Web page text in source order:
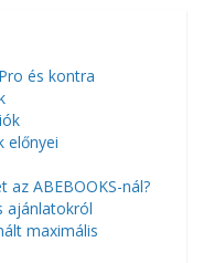
és kontra
előnyei
ABEBOOKS-nál?
ajánlatokról
maximális